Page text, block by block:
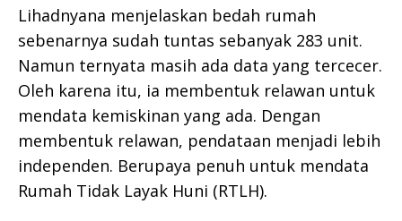
Lihadnyana menjelaskan bedah rumah
sebenarnya sudah tuntas sebanyak 283 unit.
Namun ternyata masih ada data yang tercecer.
Oleh karena itu, ia membentuk relawan untuk
mendata kemiskinan yang ada. Dengan
membentuk relawan, pendataan menjadi lebih
independen. Berupaya penuh untuk mendata
Rumah Tidak Layak Huni (RTLH).